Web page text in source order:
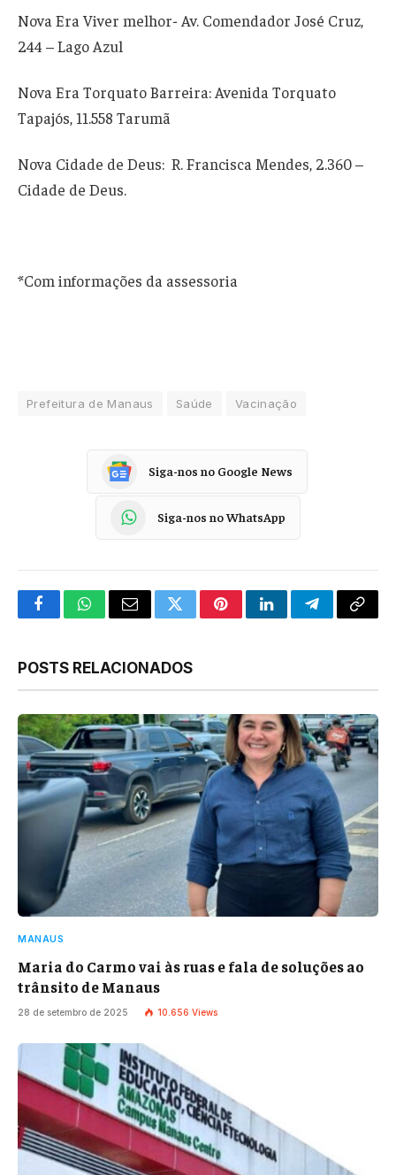
Nova Era Viver melhor- Av. Comendador José Cruz,
244 – Lago Azul
Nova Era Torquato Barreira: Avenida Torquato
Tapajós, 11.558 Tarumã
Nova Cidade de Deus: R. Francisca Mendes, 2.360 –
Cidade de Deus.
*Com informações da assessoria
Prefeitura de Manaus Saúde Vacinação
Siga-nos no Google News
Siga-nos no WhatsApp
FacebookWhatsApp
Email TwitterPinterestLinkedInTelegramCopy
POSTS RELACIONADOS
MANAUS
Maria do Carmo vai às ruas e fala de soluções ao
trânsito de Manaus
28 de setembro de 2025 10.656 Views